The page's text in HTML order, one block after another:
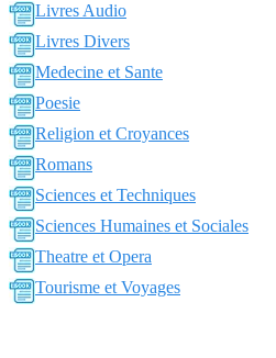
Livres Audio
Livres Divers
Medecine et Sante
Poesie
Religion et Croyances
Romans
Sciences et Techniques
Sciences Humaines et Sociales
Theatre et Opera
Tourisme et Voyages